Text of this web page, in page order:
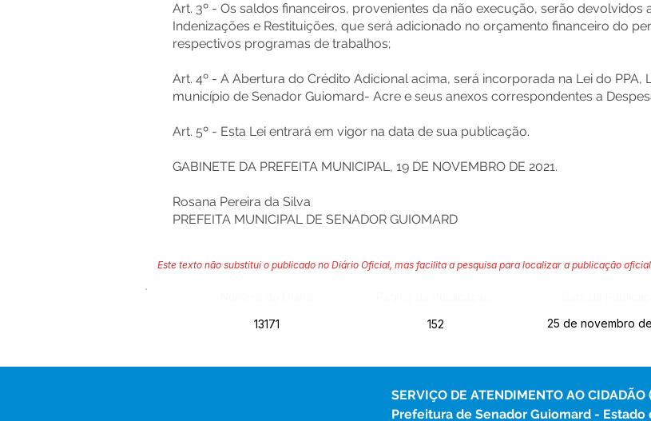
Art. 3º - Os saldos financeiros, provenientes da não execução, serão devolvidos
Indenizações e Restituições, que será adicionado no orçamento financeiro do
respectivos programas de trabalhos;
Art. 4º - A Abertura do Crédito Adicional acima, será incorporada na Lei do PPA,
município de Senador Guiomard- Acre e seus anexos correspondentes a
Art. 5º - Esta Lei entrará em vigor na data de sua publicação.
GABINETE DA PREFEITA MUNICIPAL, 19 DE NOVEMBRO DE 2021.
Rosana Pereira da Silva
PREFEITA MUNICIPAL DE SENADOR GUIOMARD
Este texto não substitui o publicado no Diário Oficial, mas facilita a pesquisa para localizar a publicação
13171
152 25 de novembro
SERVIÇO DE ATENDIMENTO AO CIDADÃO
Prefeitura de Senador Guiomard - Estado